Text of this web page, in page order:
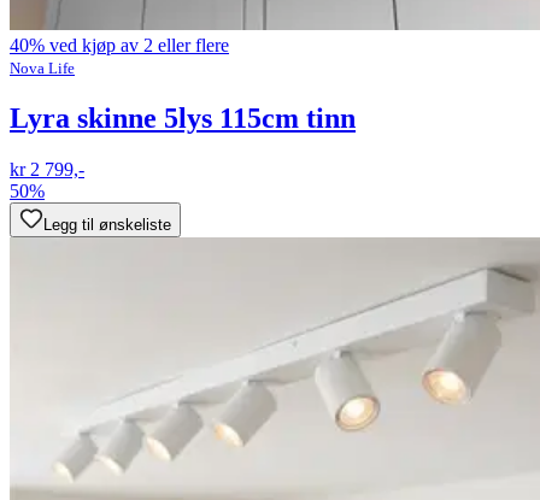
40% ved kjøp av 2 eller flere
Nova Life
Lyra skinne 5lys 115cm tinn
kr 2 799,-
50%
Legg til ønskeliste